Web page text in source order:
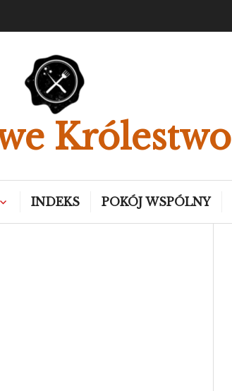
Królestwo
INDEKS POKÓJ WSPÓLNY